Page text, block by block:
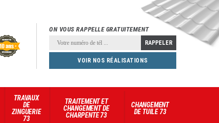
ON VOUS RAPPELLE GRATUITEMENT
VOIR NOS RÉALISATIONS
TRAVAUX
DE
ZINGUERIE
73
TRAITEMENT ET
CHANGEMENT DE
CHARPENTE 73
CHANGEMENT
DE TUILE 73